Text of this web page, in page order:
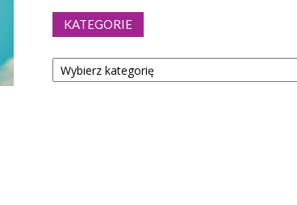
KATEGORIE
Kategorie